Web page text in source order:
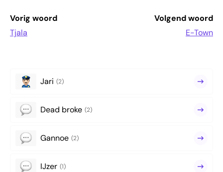
Vorig woord
Tjala
Volgend woord
E-Town
Jari (2)
Dead broke (2)
Gannoe (2)
IJzer (1)